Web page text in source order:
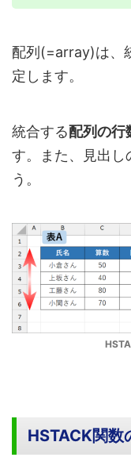
配列(=array)は、
定します。
統合する配列の行
す。また、見出し
う。
HSTACK関数